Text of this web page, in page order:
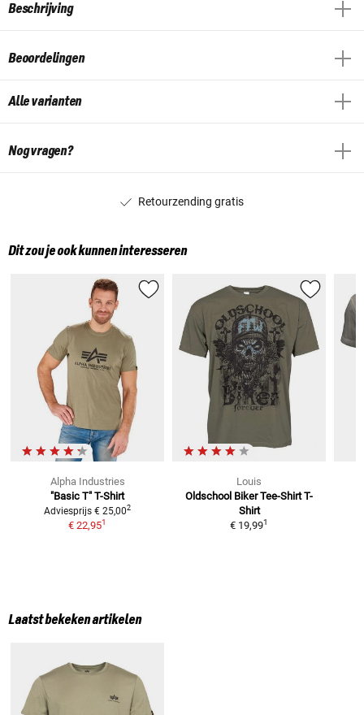
Beschrijving
Beoordelingen
Alle varianten
Nog vragen?
Retourzending gratis
Dit zou je ook kunnen interesseren
Alpha Industries
"Basic T" T-Shirt
Adviesprijs € 25,002
€ 22,951
Louis
Oldschool Biker Tee-Shirt T-
Shirt
€ 19,991
Laatst bekeken artikelen